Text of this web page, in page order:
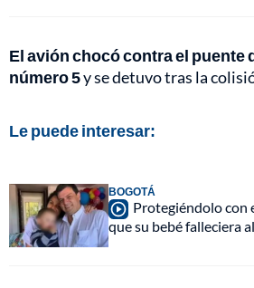
El avión chocó contra el puente
número 5y se detuvo tras la
Le puede interesar:
BOGOTÁ
Protegiéndolo con
que su bebé falleciera